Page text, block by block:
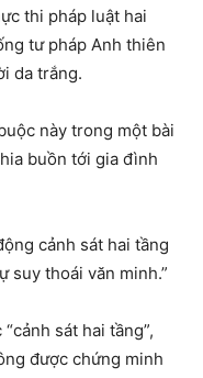
thi pháp luật hai
tư pháp Anh thiên
da trắng.
này trong một bài
buồn tới gia đình
cảnh sát hai tầng
suy thoái văn minh.”
sát hai tầng”,
được chứng minh